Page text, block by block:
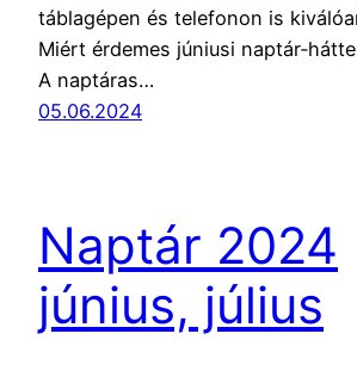
táblagépen és telefonon is
Miért érdemes júniusi
A naptáras…
05.06.2024
Naptár 2024
június, július